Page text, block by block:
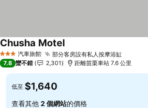
3 星級 汽車旅館 部分客房設有私人按摩浴缸查看價格
Chusha Motel查看價格
7.8 蠻不錯 2,301 距離苗栗車站 7.6 公里
低至 $1,640
查看其他 2 個網站的價格